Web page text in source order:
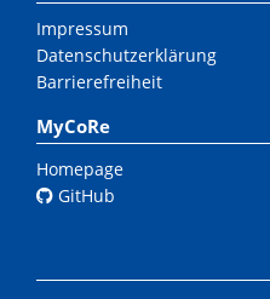
Impressum
Datenschutzerklärung
Barrierefreiheit
MyCoRe
Homepage
GitHub